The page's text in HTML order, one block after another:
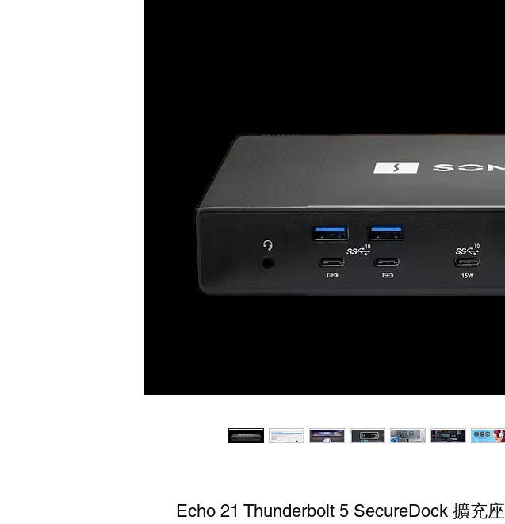
Echo 21 Thunderbolt 5 SecureDock 擴充座